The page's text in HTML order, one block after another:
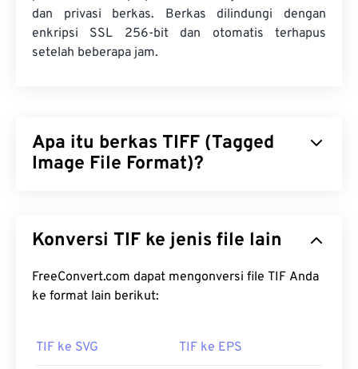
dan privasi berkas. Berkas dilindungi dengan
enkripsi SSL 256-bit dan otomatis terhapus
setelah beberapa jam.
Apa itu berkas TIFF (Tagged
Image File Format)?
gambar yang paling umum. Penggunaan berkas
dan penerbitan desktop. Struktur bitmap dan
raster TIFF memberikan fleksibilitas bagi format
gambar berlapis, atau sebagai halaman.
Konversi TIF ke jenis file lain
FreeConvert.com dapat mengonversi file TIF Anda
ke format lain berikut:
TIF ke SVG TIF ke EPS